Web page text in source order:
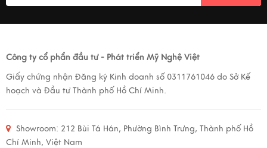
Công ty cổ phẩn đầu tư - Phát triển Mỹ Nghệ Việt
Giấy chứng nhận Đăng ký Kinh doanh số 0311761046 do Sở Kế
hoạch và Đầu tư Thành phố Hồ Chí Minh.
Showroom: 212 Bùi Tá Hán, Phường Bình Trưng, Thành phố Hồ
Chí Minh, Việt Nam